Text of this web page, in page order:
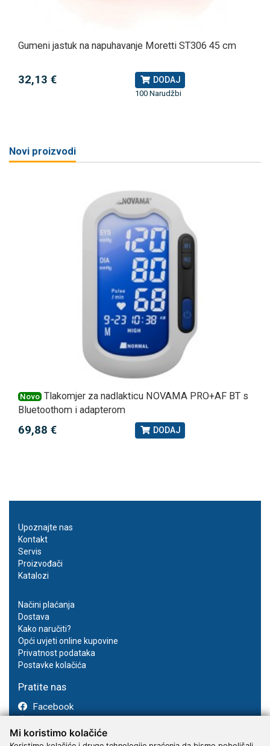
Mi koristimo kolačiće
Gumeni jastuk na napuhavanje Moretti ST306 45 cm
32,13 € DODAJ
100 Narudžbi
Novi proizvodi
Novo Tlakomjer za nadlakticu NOVAMA PRO+AF BT s
Bluetoothom i adapterom
69,88 € DODAJ
Upoznajte nas
Kontakt
Servis
Proizvođači
Katalozi
Načini plaćanja
Dostava
Kako naručiti?
Opći uvjeti online kupovine
Privatnost podataka
Postavke kolačića
Pratite nas
Facebook
Youtube